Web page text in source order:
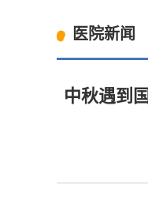
医院新闻
中秋遇到